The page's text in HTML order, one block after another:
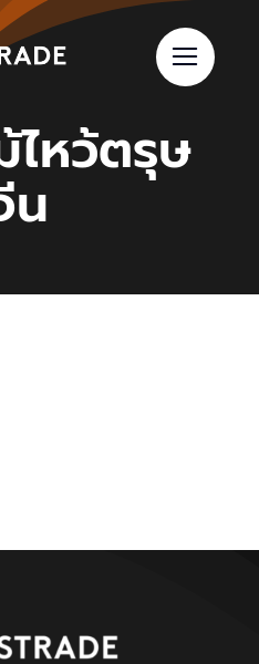
หว้ตรุษ
น